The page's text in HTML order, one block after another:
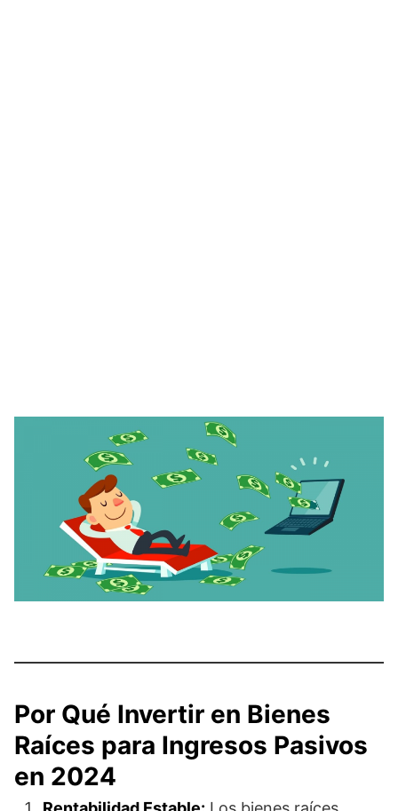
Por Qué Invertir en Bienes
Raíces para Ingresos Pasivos
en 2024